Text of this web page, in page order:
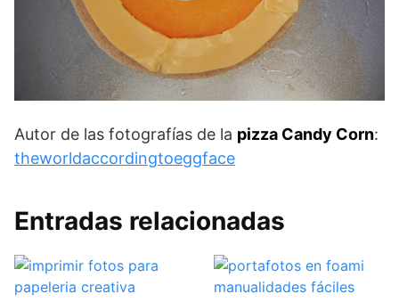
Autor de las fotografías de la pizza Candy Corn:
theworldaccordingtoeggface
Entradas relacionadas